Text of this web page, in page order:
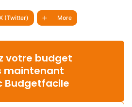
(Twitter) More
votre budget
maintenant
Budgetfacile